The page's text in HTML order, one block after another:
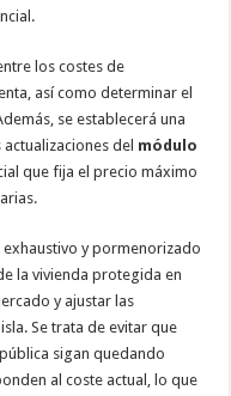
los costes de
así como determinar el
se establecerá una
del módulo
que fija el precio máximo
y pormenorizado
la vivienda protegida en
y ajustar las
Se trata de evitar que
sigan quedando
al coste actual, lo que